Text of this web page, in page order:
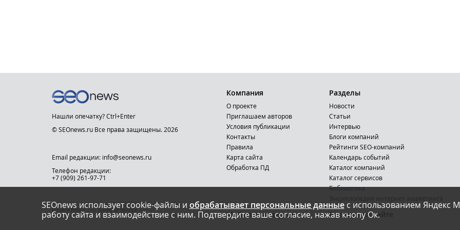
SEOnews использует cookie-файлы и обрабатывает персональные данныес использованием Яндекс
работу сайта и взаимодействие с ним. Подтвердите ваше согласие, нажав кнопу Ок.
Нашли опечатку? Ctrl+Enter
© SEOnews.ru Все права защищены. 2026
Email редакции: info@seonews.ru
Телефон редакции:
+7 (909) 261-97-71
This site is protected by reCAPTCHA and the Google
Privacy Policyand Terms of Serviceapply.
Компания
О проекте
Приглашаем авторов
Условия публикации
Контакты
Правила
Карта сайта
Обработка ПД
Мобильная версия
Разделы
Новости
Статьи
Интервью
Блоги компаний
Рейтинги SEO-компаний
Календарь событий
Каталог компаний
Каталог сервисов
Библиотека
Реклама на сайте